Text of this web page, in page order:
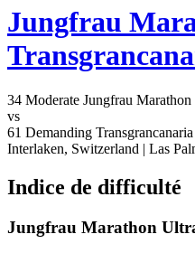
Jungfrau
34 Moderate Jungfrau Marathon
vs
61 Demanding Transgrancanaria
Interlaken, Switzerland | Las
Indice de difficulté
Jungfrau Marathon